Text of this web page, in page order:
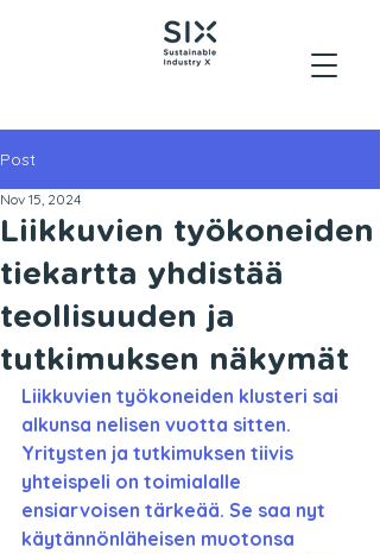
Post
Liikkuvien työkoneiden
tiekartta yhdistää
teollisuuden ja
tutkimuksen näkymät
Nov 15, 2024
Liikkuvien työkoneiden klusteri sai
alkunsa nelisen vuotta sitten.
Yritysten ja tutkimuksen tiivis
yhteispeli on toimialalle
ensiarvoisen tärkeää. Se saa nyt
käytännönläheisen muotonsa